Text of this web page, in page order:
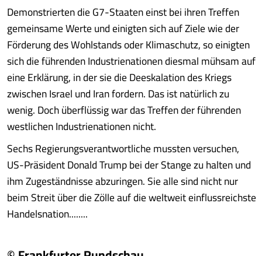
Demonstrierten die G7-Staaten einst bei ihren Treffen
gemeinsame Werte und einigten sich auf Ziele wie der
Förderung des Wohlstands oder Klimaschutz, so einigten
sich die führenden Industrienationen diesmal mühsam auf
eine Erklärung, in der sie die Deeskalation des Kriegs
zwischen Israel und Iran fordern. Das ist natürlich zu
wenig. Doch überflüssig war das Treffen der führenden
westlichen Industrienationen nicht.
Sechs Regierungsverantwortliche mussten versuchen,
US-Präsident Donald Trump bei der Stange zu halten und
ihm Zugeständnisse abzuringen. Sie alle sind nicht nur
beim Streit über die Zölle auf die weltweit einflussreichste
Handelsnation........